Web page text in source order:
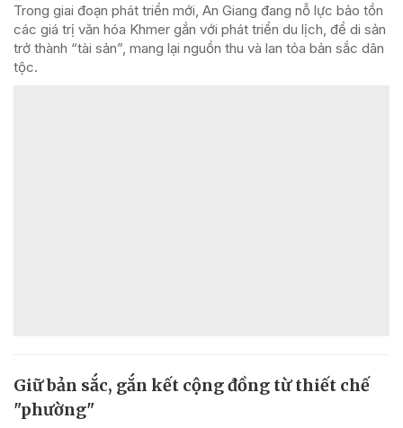
Trong giai đoạn phát triển mới, An Giang đang nỗ lực bảo tồn
các giá trị văn hóa Khmer gắn với phát triển du lịch, để di sản
trở thành “tài sản”, mang lại nguồn thu và lan tỏa bản sắc dân
tộc.
Giữ bản sắc, gắn kết cộng đồng từ thiết chế
"phường"